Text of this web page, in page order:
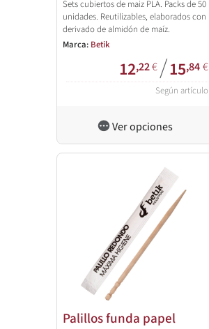
Sets cubiertos de maiz PLA. Packs de 50
unidades. Reutilizables, elaborados con
derivado de almidón de maíz.
Marca: Betik
12,22€/15,84€
Según artículo
Ver opciones
Palillos funda papel